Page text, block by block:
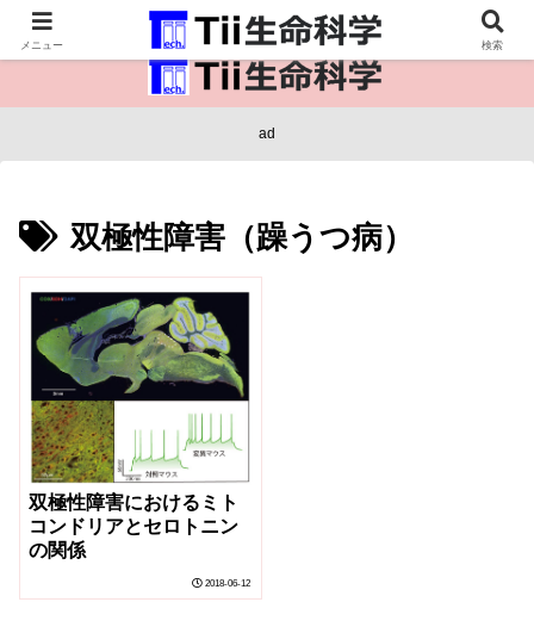
医療保健・生命・生物の情報インフラ。
ad
双極性障害（躁うつ病）
双極性障害におけるミト
コンドリアとセロトニン
の関係
2018-06-12
メニュー 検索